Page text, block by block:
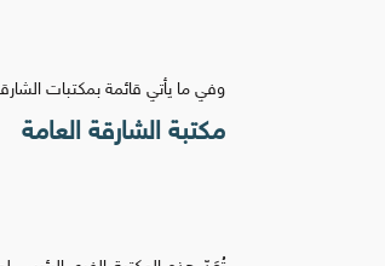
وفي ما يأتي قائمة بمكتبات
مكتبة الشارقة العامة